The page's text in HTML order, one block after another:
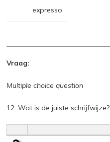
expresso
Vraag:
Multiple choice question
12. Wat is de juiste schrijfwijze?